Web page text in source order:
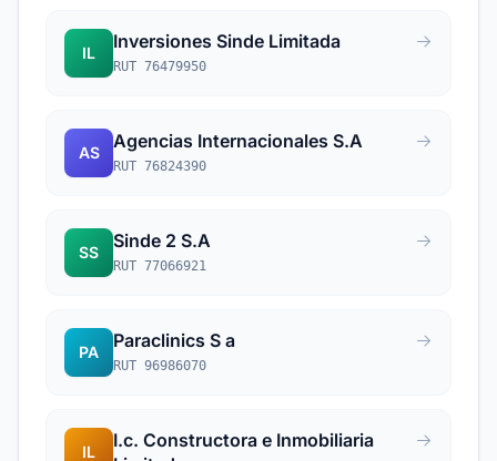
IL
Inversiones Sinde Limitada
RUT 76479950
AS
Agencias Internacionales S.A
RUT 76824390
SS
Sinde 2 S.A
RUT 77066921
PA
Paraclinics S a
RUT 96986070
IL
I.c. Constructora e Inmobiliaria